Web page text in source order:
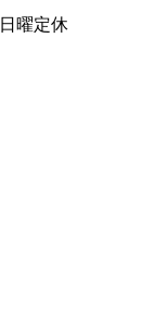
曜定休